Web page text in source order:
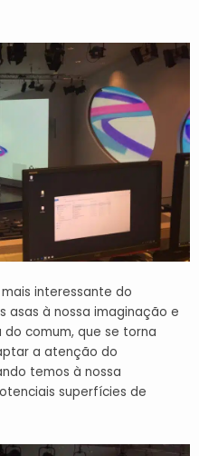
interessante do
asas à nossa imaginação e
comum, que se torna
a atenção do
temos à nossa
superfícies de